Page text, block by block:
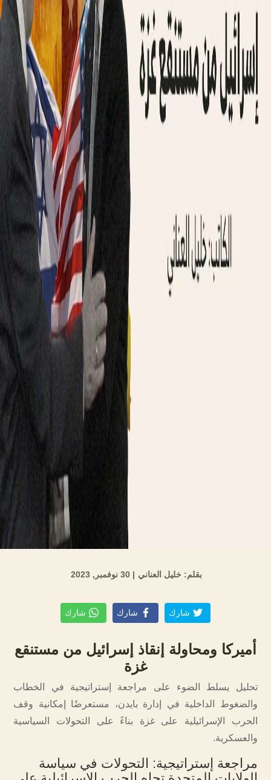
بقلم: خليل العناني | 30 نوفمبر, 2023
شارك شارك شارك
أميركا ومحاولة إنقاذ إسرائيل من مستنقع
غزة
تحليل يسلط الضوء على مراجعة إستراتيجية في الخطاب
والضغوط الداخلية في إدارة بايدن، مستعرضًا إمكانية وقف
الحرب الإسرائيلية على غزة بناءً على التحولات السياسية
والعسكرية.
مراجعة إستراتيجية: التحولات في سياسة